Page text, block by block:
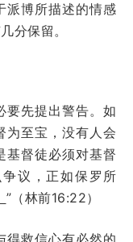
派博所描述的情感
分保留。
要先提出警告。如
为至宝，没有人会
基督徒必须对基督
议，正如保罗所
”（林前16:22）
得救信心有必然的